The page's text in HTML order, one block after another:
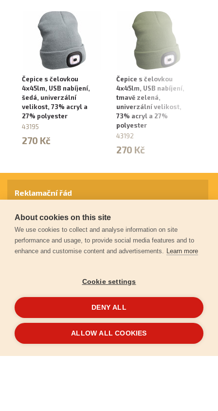
Čepice s čelovkou
4x45lm, USB nabíjení,
šedá, univerzální
velikost, 73% acryl a
27% polyester
43195
270 Kč
Čepice s čelovkou
4x45lm, USB nabíjení,
tmavě zelená,
univerzální velikost,
73% acryl a 27%
polyester
43192
270 Kč
© 2026Extol.cz- Všechna práva vyhrazena
Reklamační řád
Záruční podmínky
Ochrana osobních údajů
VytvořiloFEO
About cookies on this site
We use cookies to collect and analyse information on site
performance and usage, to provide social media features and to
enhance and customise content and advertisements. Learn more
Cookie settings
DENY ALL
ALLOW ALL COOKIES